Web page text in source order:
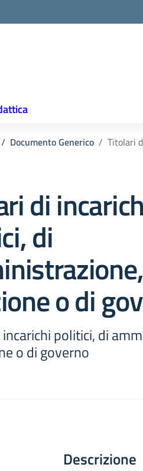
Documento Generico Titolari
di
di
o di
politici, di
o di governo
Descrizione